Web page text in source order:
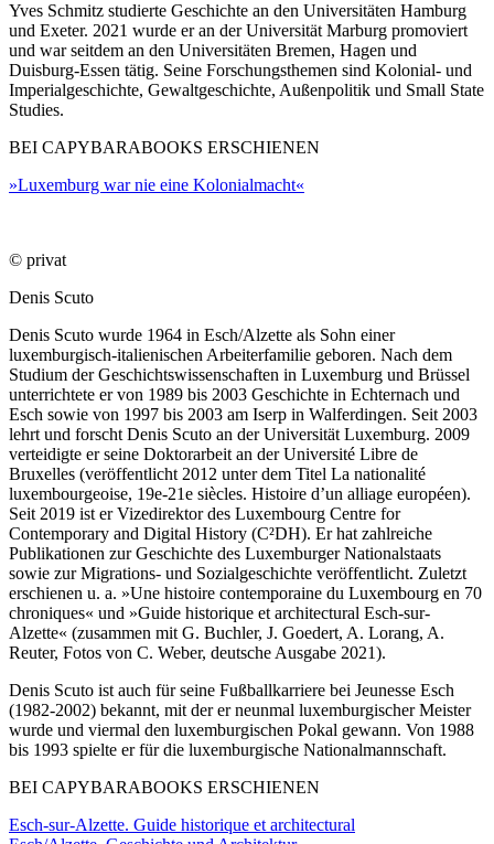
Yves Schmitz studierte Geschichte an den Universitäten Hamburg
und Exeter. 2021 wurde er an der Universität Marburg promoviert
und war seitdem an den Universitäten Bremen, Hagen und
Duisburg-Essen tätig. Seine Forschungsthemen sind Kolonial- und
Imperialgeschichte, Gewaltgeschichte, Außenpolitik und Small State
Studies.
BEI CAPYBARABOOKS ERSCHIENEN
»Luxemburg war nie eine Kolonialmacht«
© privat
Denis Scuto
Denis Scuto wurde 1964 in Esch/Alzette als Sohn einer
luxemburgisch-italienischen Arbeiterfamilie geboren. Nach dem
Studium der Geschichtswissenschaften in Luxemburg und Brüssel
unterrichtete er von 1989 bis 2003 Geschichte in Echternach und
Esch sowie von 1997 bis 2003 am Iserp in Walferdingen. Seit 2003
lehrt und forscht Denis Scuto an der Universität Luxemburg. 2009
verteidigte er seine Doktorarbeit an der Université Libre de
Bruxelles (veröffentlicht 2012 unter dem Titel La nationalité
luxembourgeoise, 19e-21e siècles. Histoire d’un alliage européen).
Seit 2019 ist er Vizedirektor des Luxembourg Centre for
Contemporary and Digital History (C²DH). Er hat zahlreiche
Publikationen zur Geschichte des Luxemburger Nationalstaats
sowie zur Migrations- und Sozialgeschichte veröffentlicht. Zuletzt
erschienen u. a. »Une histoire contemporaine du Luxembourg en 70
chroniques« und »Guide historique et architectural Esch-sur-
Alzette« (zusammen mit G. Buchler, J. Goedert, A. Lorang, A.
Reuter, Fotos von C. Weber, deutsche Ausgabe 2021).
Denis Scuto ist auch für seine Fußballkarriere bei Jeunesse Esch
(1982-2002) bekannt, mit der er neunmal luxemburgischer Meister
wurde und viermal den luxemburgischen Pokal gewann. Von 1988
bis 1993 spielte er für die luxemburgische Nationalmannschaft.
BEI CAPYBARABOOKS ERSCHIENEN
Esch-sur-Alzette. Guide historique et architectural